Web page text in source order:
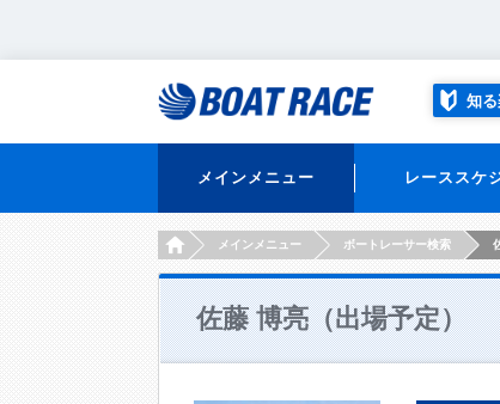
知
メインメニュー レーススケ
HOMEメインメニュー ボートレーサー検索
佐藤 博亮（出場予定）